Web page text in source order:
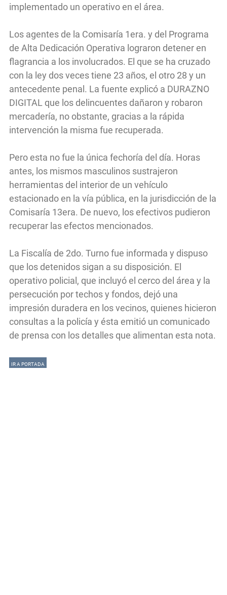
implementado un operativo en el área.
Los agentes de la Comisaría 1era. y del Programa
de Alta Dedicación Operativa lograron detener en
flagrancia a los involucrados. El que se ha cruzado
con la ley dos veces tiene 23 años, el otro 28 y un
antecedente penal. La fuente explicó a DURAZNO
DIGITAL que los delincuentes dañaron y robaron
mercadería, no obstante, gracias a la rápida
intervención la misma fue recuperada.
Pero esta no fue la única fechoría del día. Horas
antes, los mismos masculinos sustrajeron
herramientas del interior de un vehículo
estacionado en la vía pública, en la jurisdicción de la
Comisaría 13era. De nuevo, los efectivos pudieron
recuperar las efectos mencionados.
La Fiscalía de 2do. Turno fue informada y dispuso
que los detenidos sigan a su disposición. El
operativo policial, que incluyó el cerco del área y la
persecución por techos y fondos, dejó una
impresión duradera en los vecinos, quienes hicieron
consultas a la policía y ésta emitió un comunicado
de prensa con los detalles que alimentan esta nota.
IR A PORTADA